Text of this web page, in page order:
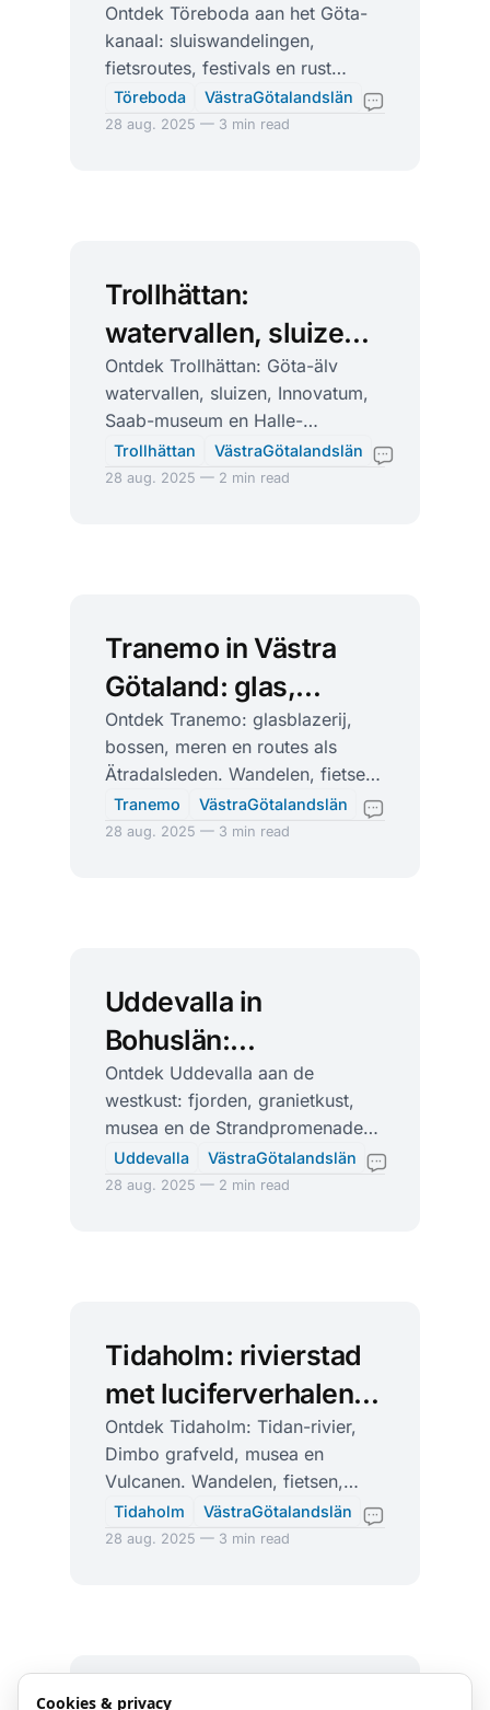
tussen Vänern en
Vättern
Ontdek Töreboda aan het Göta-
kanaal: sluiswandelingen,
fietsroutes, festivals en rust
tussen Vänern en Vättern.
Praktische tips en adressen.
Töreboda VästraGötalandslän
28 aug. 2025 — 3 min read
Trollhättan:
watervallen, sluizen
en koninklijke
bergbossen
Ontdek Trollhättan: Göta-älv
watervallen, sluizen, Innovatum,
Saab-museum en Halle-
Hunneberg. Perfect voor
gezinnen, wandelen en waterpret.
Trollhättan VästraGötalandslän
28 aug. 2025 — 2 min read
Tranemo in Västra
Götaland: glas,
bossen en de stille
rivier
Ontdek Tranemo: glasblazerij,
bossen, meren en routes als
Ätradalsleden. Wandelen, fietsen,
vissen en culinair genieten bij
Hofsnäs en Glasets Hus.
Tranemo VästraGötalandslän
28 aug. 2025 — 3 min read
Uddevalla in
Bohuslän:
granietkust, fjorden
en de
Strandpromenaden
Ontdek Uddevalla aan de
westkust: fjorden, granietkust,
musea en de Strandpromenaden.
Wandelen, kajakken en familietips
– van Hafsten tot Gustafsberg.
Uddevalla VästraGötalandslän
28 aug. 2025 — 2 min read
Tidaholm: rivierstad
met luciferverhalen
en Vikingecho’s
Ontdek Tidaholm: Tidan-rivier,
Dimbo grafveld, musea en
Vulcanen. Wandelen, fietsen,
minigolf en evenementen in het
‘kleine stadje met groot hart’.
Tidaholm VästraGötalandslän
28 aug. 2025 — 3 min read
Cookies & privacy